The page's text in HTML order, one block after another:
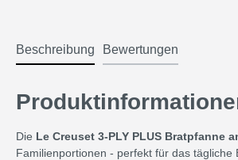
Beschreibung Bewertungen
Die Le Creuset 3-PLY PLUS Bratpfanne
Familienportionen - perfekt für das tägliche